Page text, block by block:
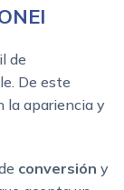
de
De este
la apariencia y
conversión y